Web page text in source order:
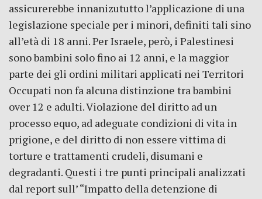
assicurerebbe innanizututto l’applicazione di una
legislazione speciale per i minori, definiti tali sino
all’età di 18 anni. Per Israele, però, i Palestinesi
sono bambini solo fino ai 12 anni, e la maggior
parte dei gli ordini militari applicati nei Territori
Occupati non fa alcuna distinzione tra bambini
over 12 e adulti. Violazione del diritto ad un
processo equo, ad adeguate condizioni di vita in
prigione, e del diritto di non essere vittima di
torture e trattamenti crudeli, disumani e
degradanti. Questi i tre punti principali analizzati
dal report sull’ “Impatto della detenzione di